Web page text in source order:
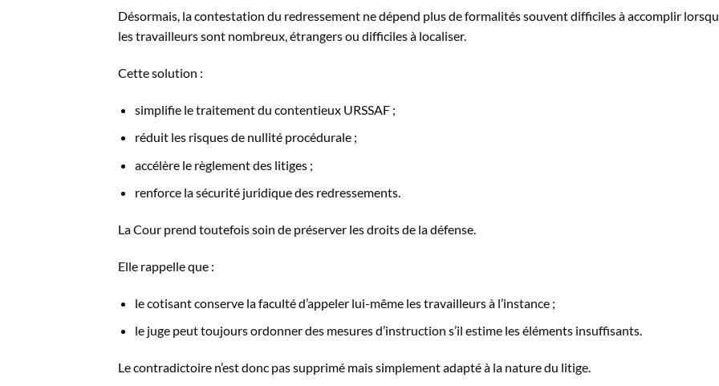
Désormais, la contestation du redressement ne dépend plus de formalités souvent difficiles à accomplir
les travailleurs sont nombreux, étrangers ou difficiles à localiser.
Cette solution :
simplifie le traitement du contentieux URSSAF ;
réduit les risques de nullité procédurale ;
accélère le règlement des litiges ;
renforce la sécurité juridique des redressements.
La Cour prend toutefois soin de préserver les droits de la défense.
Elle rappelle que :
le cotisant conserve la faculté d’appeler lui-même les travailleurs à l’instance ;
le juge peut toujours ordonner des mesures d’instruction s’il estime les éléments insuffisants.
Le contradictoire n’est donc pas supprimé mais simplement adapté à la nature du litige.